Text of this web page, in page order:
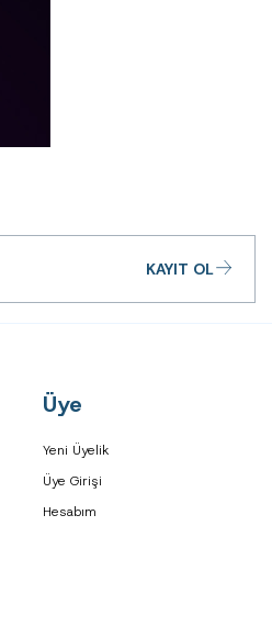
KAYIT OL
Üye
Yeni Üyelik
Üye Girişi
Hesabım